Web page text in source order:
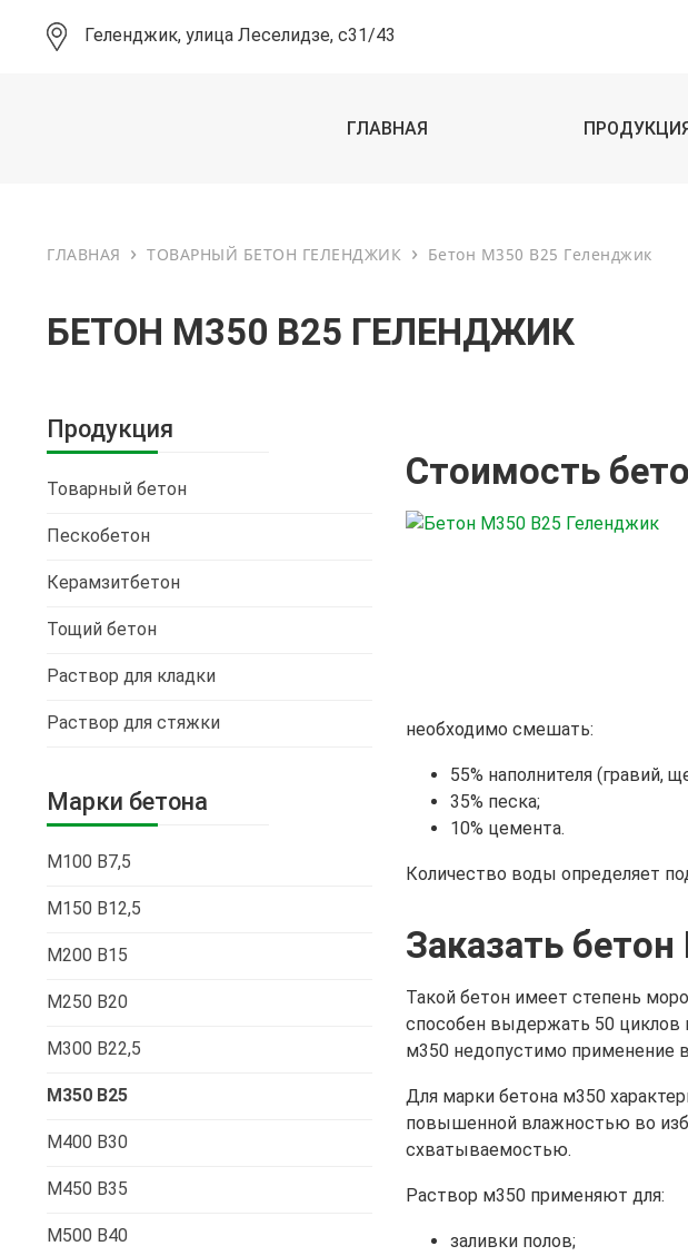
Геленджик, улица Леселидзе, с31/43
ГЛАВНАЯ
ГЛАВНАЯ › ТОВАРНЫЙ БЕТОН ГЕЛЕНДЖИК › Бетон М350 В25 Геленджик
БЕТОН М350 В25 ГЕЛЕНДЖИК
Стоимость
необходимо смешать:
55% наполнителя (гравий,
35% песка;
10% цемента.
Количество воды определяет
Заказать
Такой бетон имеет степень
способен выдержать 50 циклов
м350 недопустимо применение
Для марки бетона м350
повышенной влажностью во
схватываемостью.
Раствор м350 применяют для:
заливки полов;
Продукция
Товарный бетон
Пескобетон
Керамзитбетон
Тощий бетон
Раствор для кладки
Раствор для стяжки
Марки бетона
М100 В7,5
М150 В12,5
М200 В15
М250 В20
М300 В22,5
М350 В25
М400 В30
М450 В35
М500 В40